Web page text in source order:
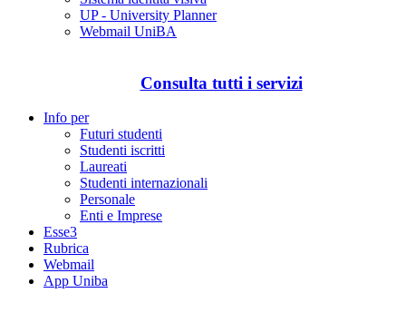
UP - University Planner
Webmail UniBA
Consulta tutti i servizi
Info per
Futuri studenti
Studenti iscritti
Laureati
Studenti internazionali
Personale
Enti e Imprese
Esse3
Rubrica
Webmail
App Uniba